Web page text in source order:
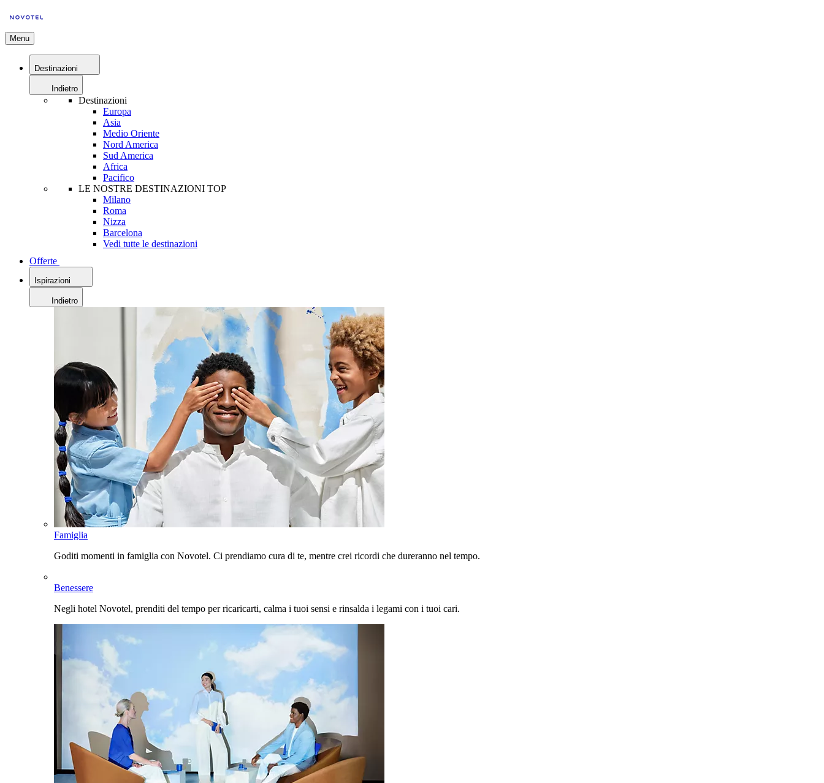
Menu
Destinazioni
Indietro
Destinazioni
Europa
Asia
Medio Oriente
Nord America
Sud America
Africa
Pacifico
LE NOSTRE DESTINAZIONI TOP
Milano
Roma
Nizza
Barcelona
Vedi tutte le destinazioni
Offerte
Ispirazioni
Indietro
Famiglia
Goditi momenti in famiglia con Novotel. Ci prendiamo cura di te, mentre crei ricordi che dureranno nel tempo.
Benessere
Negli hotel Novotel, prenditi del tempo per ricaricarti, calma i tuoi sensi e rinsalda i legami con i tuoi cari.